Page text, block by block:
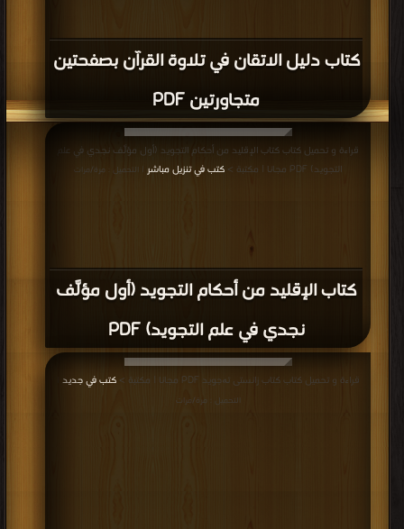
كتاب دليل الاتقان في تلاوة القرآن بصفحتين
متجاورتين PDF
كتاب الإقليد من أحكام التجويد (أول مؤلَّف
نجدي في علم التجويد) PDF
قراءة و تحميل كتاب كتاب الإقليد من أحكام التجويد (أول مؤلَّف نجدي في علم
التجويد) PDF مجانا | مكتبة >
كتب في تنزيل مباشر | التحميل : مرة/مرات
قراءة و تحميل كتاب كتاب زانستی تەجوید PDF مجانا | مكتبة > كتب في جديد
التحميل : مرة/مرات